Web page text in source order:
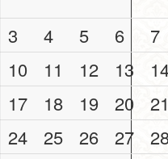
3 4 5 6
7
10
11 12 13
17
18 19 20
24
25 26 27